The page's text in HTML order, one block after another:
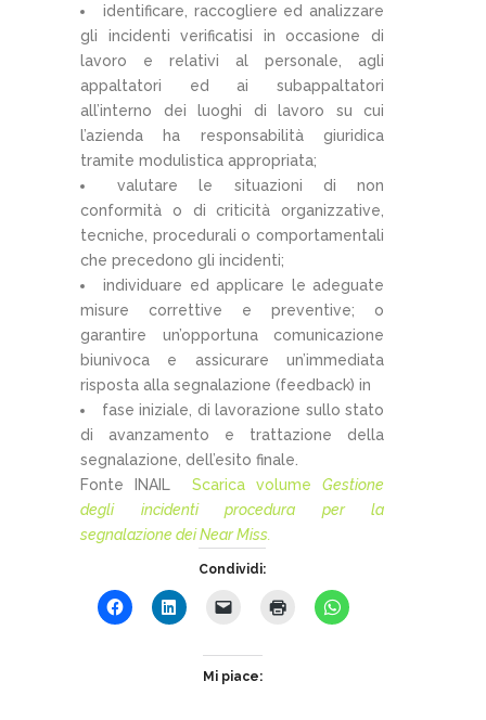
identificare, raccogliere ed analizzare
gli incidenti verificatisi in occasione di
lavoro e relativi al personale, agli
appaltatori ed ai subappaltatori
all’interno dei luoghi di lavoro su cui
l’azienda ha responsabilità giuridica
tramite modulistica appropriata;
valutare le situazioni di non
conformità o di criticità organizzative,
tecniche, procedurali o comportamentali
che precedono gli incidenti;
individuare ed applicare le adeguate
misure correttive e preventive; o
garantire un’opportuna comunicazione
biunivoca e assicurare un’immediata
risposta alla segnalazione (feedback) in
fase iniziale, di lavorazione sullo stato
di avanzamento e trattazione della
segnalazione, dell’esito finale.
Fonte INAIL Scarica volume Gestione
degli incidenti procedura per la
segnalazione dei Near Miss.
Condividi:
Mi piace: